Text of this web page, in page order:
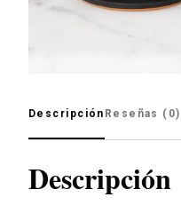
Descripción Reseñas (0)
Descripción